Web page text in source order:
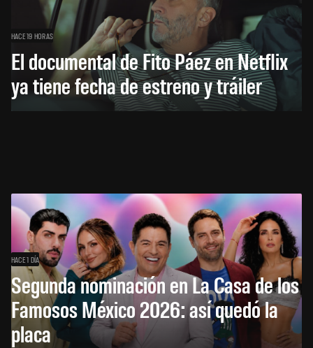
HACE 19 HORAS
El documental de Fito Páez en Netflix
ya tiene fecha de estreno y tráiler
HACE 1 DÍA
Segunda nominación en La Casa de los
Famosos México 2026: así quedó la
placa